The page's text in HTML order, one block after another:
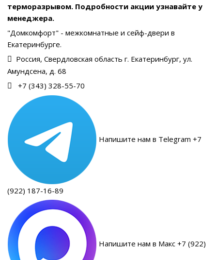
терморазрывом. Подробности акции узнавайте у
менеджера.
"Домкомфорт" - межкомнатные и сейф-двери в
Екатеринбурге.
Россия, Свердловская область г. Екатеринбург, ул.
Амундсена, д. 68
+7 (343) 328-55-70
Напишите нам в Telegram +7
(922) 187-16-89
Напишите нам в Макс +7 (922)